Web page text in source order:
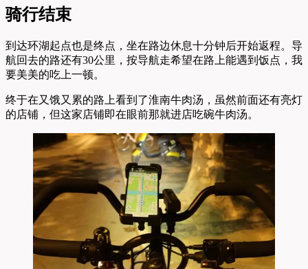
骑行结束
到达环湖起点也是终点，坐在路边休息十分钟后开始返程。导
航回去的路还有30公里，按导航走希望在路上能遇到饭点，我
要美美的吃上一顿。
终于在又饿又累的路上看到了淮南牛肉汤，虽然前面还有亮灯
的店铺，但这家店铺即在眼前那就进店吃碗牛肉汤。